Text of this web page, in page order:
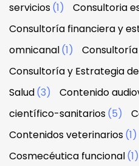
servicios(1) Consultoria
Consultoría financiera y
omnicanal(1)
Consultoría y Estrategia de
Salud(3) Contenido
científico-sanitarios(5)
Contenidos veterinarios(1)
Cosmecéutica funcional(1)